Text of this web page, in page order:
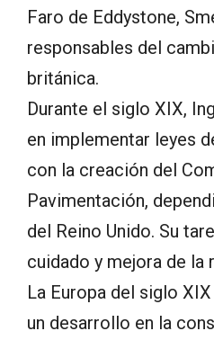
Faro de Eddystone,
responsables del
británica.
Durante el siglo XIX,
en implementar leyes
con la creación del
Pavimentación,
del Reino Unido. Su
cuidado y mejora de la
La Europa del siglo
un desarrollo en la